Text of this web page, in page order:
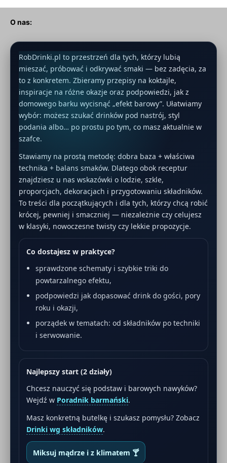
O nas:
RobDrinki.pl to przestrzeń dla tych, którzy lubią
mieszać, próbować i odkrywać smaki — bez zadęcia, za
to z konkretem. Zbieramy przepisy na koktajle,
inspiracje na różne okazje oraz podpowiedzi, jak z
domowego barku wycisnąć „efekt barowy”. Ułatwiamy
wybór: możesz szukać drinków pod nastrój, styl
podania albo… po prostu po tym, co masz aktualnie w
szafce.
Stawiamy na prostą metodę: dobra baza + właściwa
technika + balans smaków. Dlatego obok receptur
znajdziesz u nas wskazówki o lodzie, szkle,
proporcjach, dekoracjach i przygotowaniu składników.
To treści dla początkujących i dla tych, którzy chcą robić
krócej, pewniej i smaczniej — niezależnie czy celujesz
w klasyki, nowoczesne twisty czy lekkie propozycje.
Co dostajesz w praktyce?
sprawdzone schematy i szybkie triki do
powtarzalnego efektu,
podpowiedzi jak dopasować drink do gości, pory
roku i okazji,
porządek w tematach: od składników po techniki
i serwowanie.
Najlepszy start (2 działy)
Chcesz nauczyć się podstaw i barowych nawyków?
Wejdź w Poradnik barmański.
Masz konkretną butelkę i szukasz pomysłu? Zobacz
Drinki wg składników.
Miksuj mądrze i z klimatem 🍸